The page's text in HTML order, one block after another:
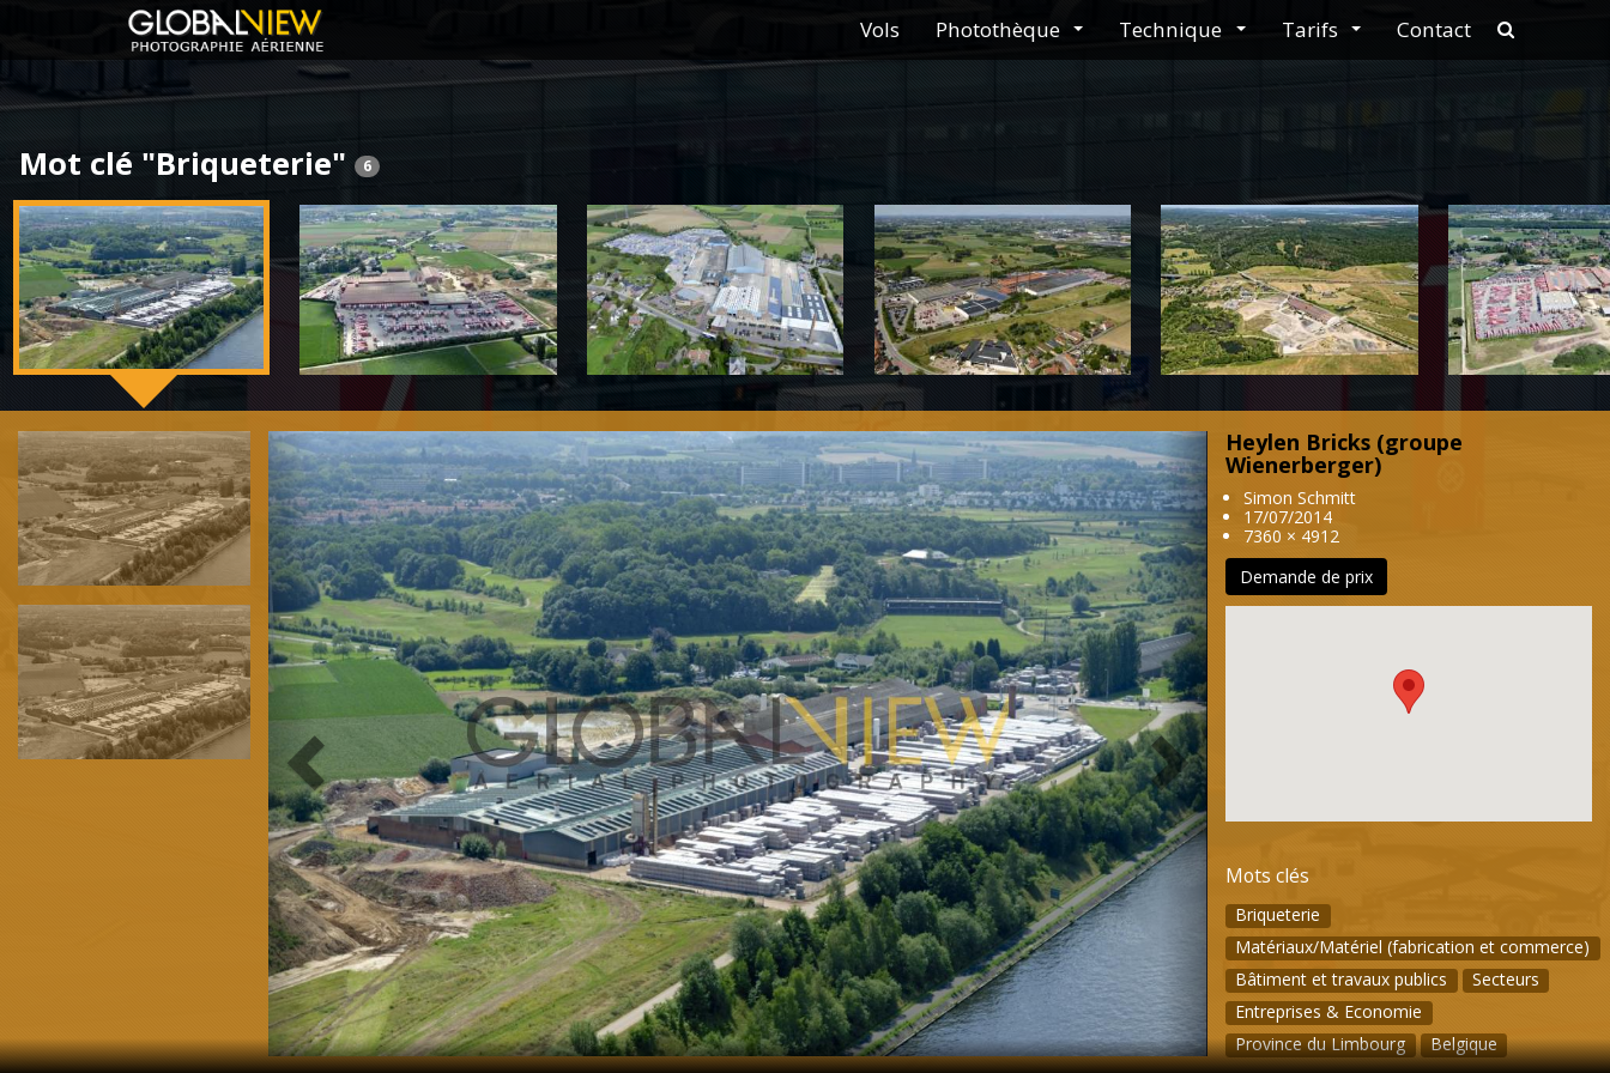
Vols Photothèque Technique Tarifs
Contact
Mot clé "Briqueterie" 6
Previous NextHeylen Bricks (groupe
Wienerberger)
Simon Schmitt
17/07/2014
7360 × 4912
Demande de prix
Mots clés
Briqueterie
Matériaux/Matériel (fabrication et commerce)
Bâtiment et travaux publics
Secteurs
Entreprises & Economie
Province du Limbourg
Belgique